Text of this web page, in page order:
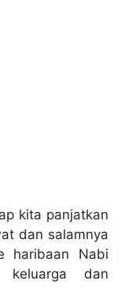
kita panjatkan
dan salamnya
haribaan Nabi
keluarga dan